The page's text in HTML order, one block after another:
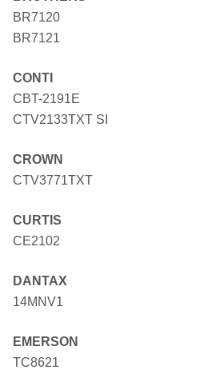
BR7120
BR7121
CONTI
CBT-2191E
CTV2133TXT SI
CROWN
CTV3771TXT
CURTIS
CE2102
DANTAX
14MNV1
EMERSON
TC8621